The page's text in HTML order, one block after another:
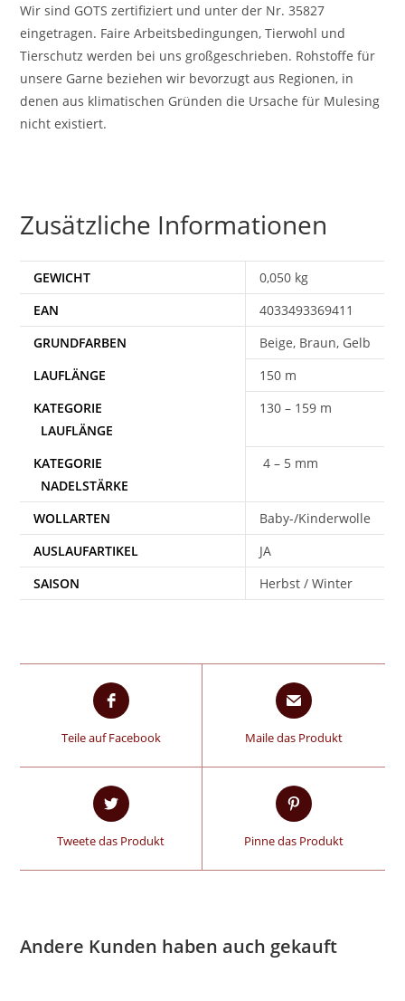
Wir sind GOTS zertifiziert und unter der Nr. 35827
eingetragen. Faire Arbeitsbedingungen, Tierwohl und
Tierschutz werden bei uns großgeschrieben. Rohstoffe für
unsere Garne beziehen wir bevorzugt aus Regionen, in
denen aus klimatischen Gründen die Ursache für Mulesing
nicht existiert.
Zusätzliche Informationen
GEWICHT
0,050 kg
EAN
4033493369411
Beige, Braun, Gelb
150 m
130 – 159 m
4 – 5 mm
WOLLARTEN
Baby-/Kinderwolle
AUSLAUFARTIKEL
JA
SAISON
Herbst / Winter
Teile auf Facebook Maile das Produkt
Tweete das Produkt Pinne das Produkt
Andere Kunden haben auch gekauft